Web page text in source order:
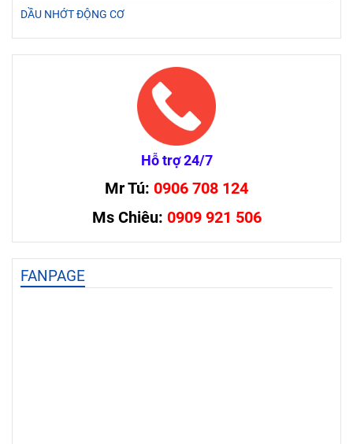
DẦU NHỚT ĐỘNG CƠ
Hỗ trợ 24/7
Mr Tú: 0906 708 124
Ms Chiêu: 0909 921 506
FANPAGE